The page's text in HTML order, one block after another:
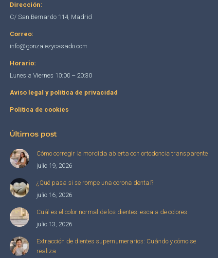
windowwindow
Dirección:
C/ San Bernardo 114, Madrid
Correo:
info@gonzalezycasado.com
Horario:
Lunes a Viernes 10:00 – 20:30
Aviso legal y política de privacidad
Política de cookies
Últimos post
Cómo corregir la mordida abierta con ortodoncia transparente
julio 19, 2026
¿Qué pasa si se rompe una corona dental?
julio 16, 2026
Cuál es el color normal de los dientes: escala de colores
julio 13, 2026
Extracción de dientes supernumerarios: Cuándo y cómo se
realiza